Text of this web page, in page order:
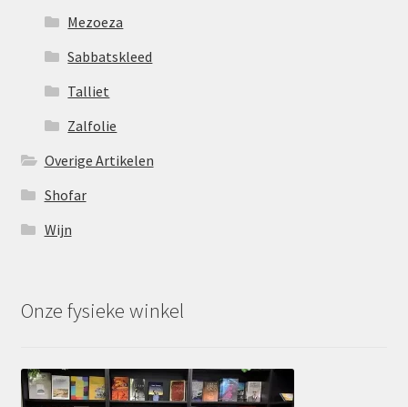
Mezoeza
Sabbatskleed
Talliet
Zalfolie
Overige Artikelen
Shofar
Wijn
Onze fysieke winkel